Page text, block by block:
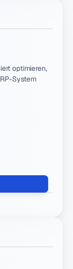
optimieren,
System